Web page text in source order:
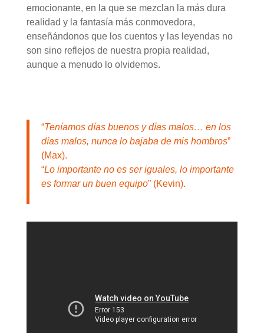
emocionante, en la que se mezclan la más dura
realidad y la fantasía más conmovedora,
enseñándonos que los cuentos y las leyendas no
son sino reflejos de nuestra propia realidad,
aunque a menudo lo olvidemos.
“Teníamos días buenos y días malos… en los
días malos, nunca lo bajaba de mis hombros”
(Max).
“Lo importante no es ser iguales, lo importante
es formar un buen equipo” (Kevin).